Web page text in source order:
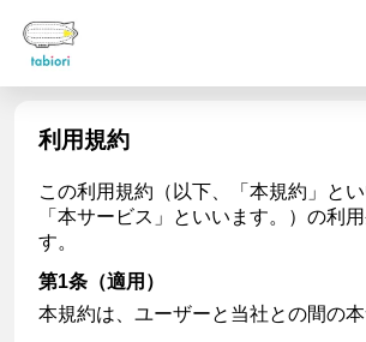
利用規約
この利用規約（以下、「本規約」と
「本サービス」といいます。）の利
す。
第1条（適用）
本規約は、ユーザーと当社との間の